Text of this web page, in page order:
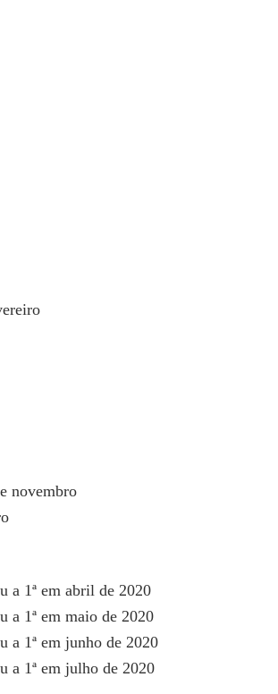
novembro
a 1ª em abril de 2020
a 1ª em maio de 2020
a 1ª em junho de 2020
a 1ª em julho de 2020